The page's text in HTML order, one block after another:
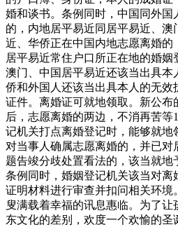
婚和谈书。条例同时，中国同外国
的，内地居平易近同居平易近、澳
近、华侨正在中国内地志愿离婚
居平易近常住户口所正在地的婚姻
澳门、中国居平易近还该当出具
侨和外国人还该当出具本人的无
证件。离婚证可就地领取。新公布
后，志愿离婚的两边，不消再苦等
记机关打点离婚登记时，能够就地
对当事人确属志愿离婚的，并已对
题告竣分歧处置看法的，该当就
条例同时，婚姻登记机关该当对离
证明材料进行审查并扣问相关环境
叟满载着幸福的讯息惠临。为了
东文化的差别，欢度一个欢愉的圣